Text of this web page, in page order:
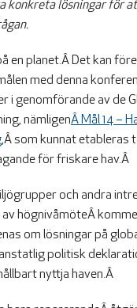
konkreta lösningar för
en planet.Â Det kan
med denna
i genomförande av de
nämligenÂ Mål 14 –
,Â som kunnat etableras
för friskare hav.Â
och andra
högnivåmöteÂ
om lösningar på
politisk
nyttja haven.Â